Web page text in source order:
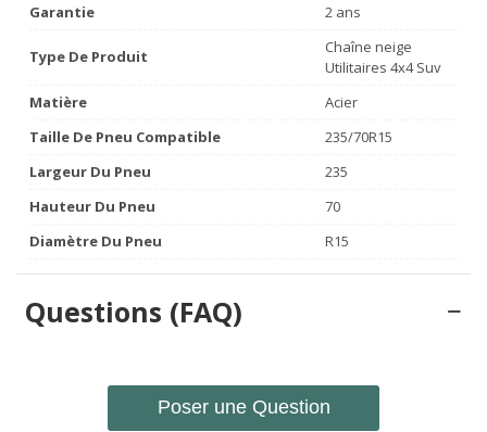
Garantie
2 ans
Type De Produit
Chaîne neige
Utilitaires 4x4 Suv
Matière
Acier
Taille De Pneu Compatible
235/70R15
Largeur Du Pneu
235
Hauteur Du Pneu
70
Diamètre Du Pneu
R15
Questions (FAQ)
Poser une Question